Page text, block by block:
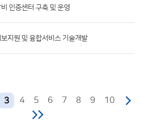
인증센터 구축 및 운영
지원 및 융합서비스 기술개발
3 4 5 6 7 8 9 10